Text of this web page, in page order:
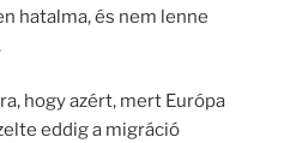
hatalma, és nem lenne
hogy azért, mert Európa
eddig a migráció